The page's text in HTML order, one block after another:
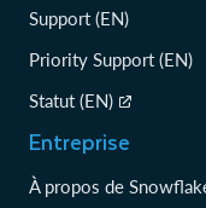
Support (EN)
Priority Support (EN)
Statut (EN)
Entreprise
À propos de